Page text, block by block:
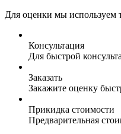
Для оценки мы используем
Консультация
Для быстрой
Заказать
Закажите оценку
Прикидка стоимости
Предварительная